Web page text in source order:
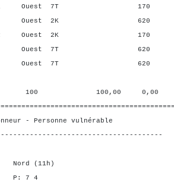
Ouest 7T 170
2K 620
Ouest 2K 170
7T 620
7T 620
100 100,00 0,00
- Personne vulnérable
7 4